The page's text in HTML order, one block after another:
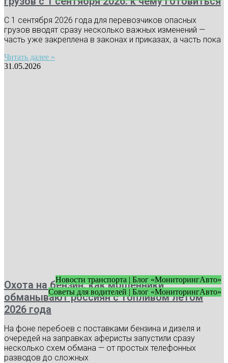
С 1 сентября 2026 года для перевозчиков опасных
грузов вводят сразу несколько важных изменений —
часть уже закреплена в законах и приказах, а часть пока
Читать далее »
31.05.2026
Новости транспорта | Блог «МониторингАвто»
Советы для водителей | Блог «МониторингАвто»
Охота на бензин: как мошенники
обманывают россиян с топливом летом
2026 года
На фоне перебоев с поставками бензина и дизеля и
очередей на заправках аферисты запустили сразу
несколько схем обмана — от простых телефонных
разводов до сложных